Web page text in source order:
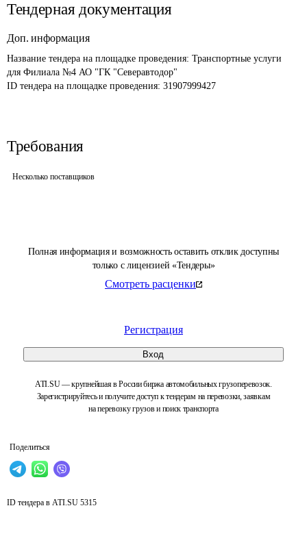
Полная информация и возможность оставить отклик доступны
только с лицензией «Тендеры»
Смотреть расценки
Регистрация
Вход
ATI.SU — крупнейшая в России биржа автомобильных грузоперевозок.
Зарегистрируйтесь и получите доступ к тендерам на перевозки, заявкам
на перевозку грузов и поиск транспорта
Поделиться
Тендерная документация
Доп. информация
Название тендера на площадке проведения: Транспортные услуги
для Филиала №4 АО "ГК "Северавтодор"
ID тендера на площадке проведения: 31907999427
Требования
Несколько поставщиков
ID тендера в ATI.SU 5315